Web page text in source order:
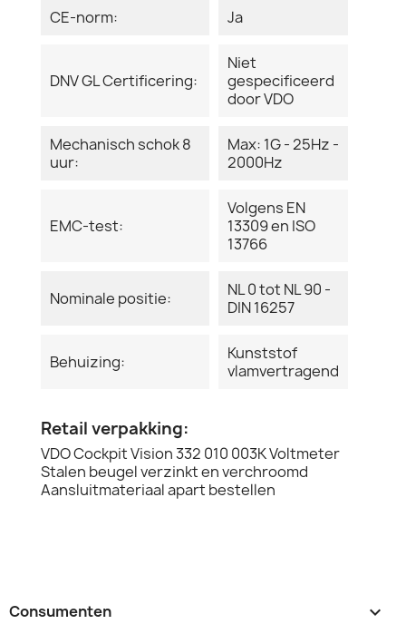
CE-norm: Ja
DNV GL Certificering:
Niet
gespecificeerd
door VDO
Mechanisch schok 8
uur:
Max: 1G - 25Hz -
2000Hz
EMC-test:
Volgens EN
13309 en ISO
13766
Nominale positie:
NL 0 tot NL 90 -
DIN 16257
Behuizing:
Kunststof
vlamvertragend
Retail verpakking:
VDO Cockpit Vision 332 010 003K Voltmeter
Stalen beugel verzinkt en verchroomd
Aansluitmateriaal apart bestellen
Consumenten 